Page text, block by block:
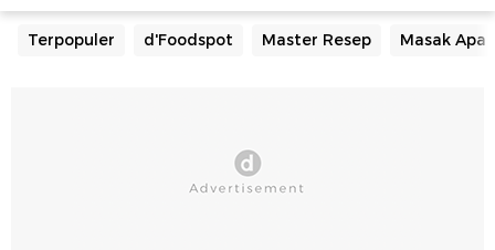
Terpopuler d'Foodspot Master Resep Masak Apa